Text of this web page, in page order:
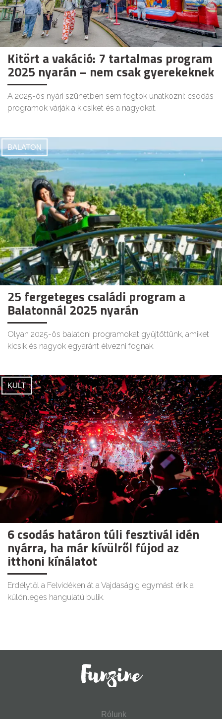
Kitört a vakáció: 7 tartalmas program
2025 nyarán – nem csak gyerekeknek
A 2025-ös nyári szünetben sem fogtok unatkozni: csodás
programok várják a kicsiket és a nagyokat.
BALATON
25 fergeteges családi program a
Balatonnál 2025 nyarán
Olyan 2025-ös balatoni programokat gyűjtöttünk, amiket
kicsik és nagyok egyaránt élvezni fognak.
KULT
6 csodás határon túli fesztivál idén
nyárra, ha már kívülről fújod az
itthoni kínálatot
Erdélytől a Felvidéken át a Vajdaságig egymást érik a
különleges hangulatú bulik.
Rólunk